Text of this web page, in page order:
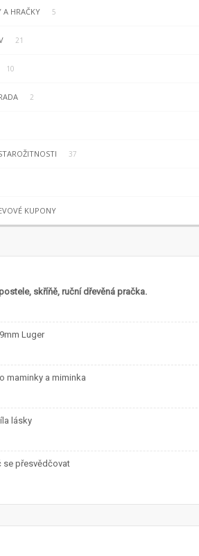
A HRAČKY 5
21
10
2
37
KUPONY
skříňě, ruční dřevěná pračka.
Luger
maminky a miminka
lásky
se přesvědčovat